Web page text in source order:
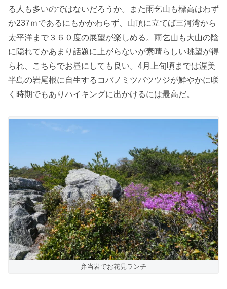
る人も多いのではないだろうか。また雨乞山も標高はわず
か237ｍであるにもかかわらず、山頂に立てば三河湾から
太平洋まで３６０度の展望が楽しめる。雨乞山も大山の陰
に隠れてかあまり話題に上がらないが素晴らしい眺望が得
られ、こちらでお昼にしても良い。4月上旬頃までは渥美
半島の岩尾根に自生するコバノミツバツツジが鮮やかに咲
く時期でもありハイキングに出かけるには最高だ。
弁当岩でお花見ランチ